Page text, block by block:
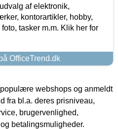
af elektronik,
kontorartikler, hobby,
tasker m.m. Klik her for
OfficeTrend.dk
webshops og anmeldt
fra bl.a. deres prisniveau,
brugervenlighed,
betalingsmuligheder.